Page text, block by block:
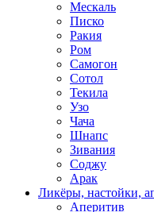
Мескаль
Писко
Ракия
Ром
Самогон
Сотол
Текила
Узо
Чача
Шнапс
Зивания
Соджу
Арак
Ликёры, настойки,
Аперитив